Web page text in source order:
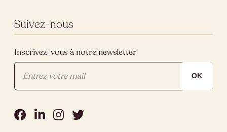
Suivez-nous
Inscrivez-vous à notre newsletter